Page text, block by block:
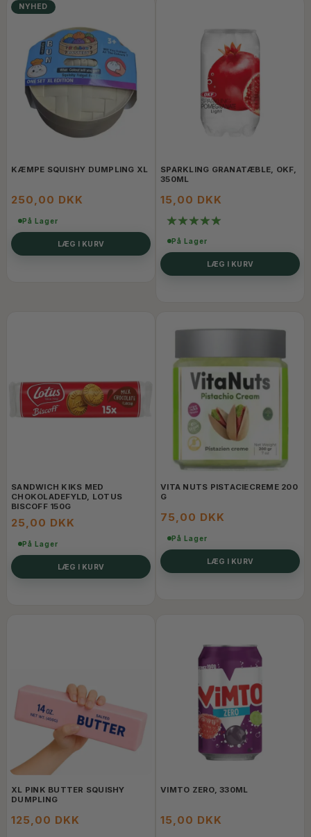
NYHED
KÆMPE SQUISHY DUMPLING XL
250,00 DKK
På Lager
LÆG I KURV
SPARKLING GRANATÆBLE, OKF,
350ML
15,00 DKK
På Lager
LÆG I KURV
SANDWICH KIKS MED
CHOKOLADEFYLD, LOTUS
BISCOFF 150G
25,00 DKK
På Lager
LÆG I KURV
VITA NUTS PISTACIECREME 200
G
75,00 DKK
På Lager
LÆG I KURV
XL PINK BUTTER SQUISHY
DUMPLING
125,00 DKK
VIMTO ZERO, 330ML
15,00 DKK